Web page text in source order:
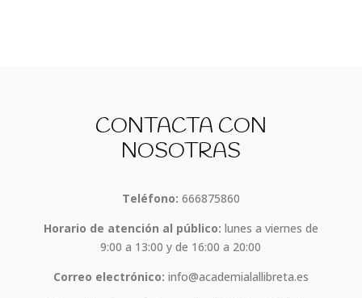
CONTACTA CON
NOSOTRAS
Teléfono: 666875860
Horario de atención al público: lunes a viernes de
9:00 a 13:00 y de 16:00 a 20:00
Correo electrónico: info@academialallibreta.es